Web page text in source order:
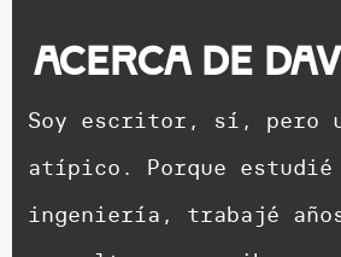
Acerca de
Soy escritor, sí, pero
atípico. Porque estudié
ingeniería, trabajé años